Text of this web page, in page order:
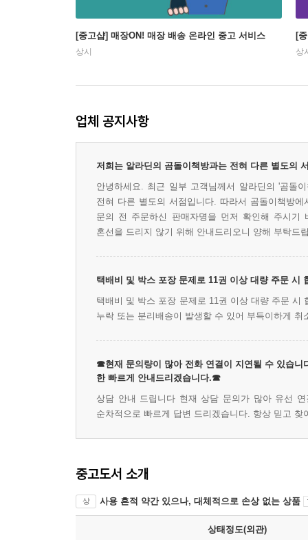
[중고샵] 매장ON! 매장 배송 온라인 중고 서비스
상시
[
상
업체 공지사항
저희는 알라딘의 곰돌이책방과는 전혀 다른 별도의
안녕하세요. 최근 일부 고객님께서 알라딘의 '곰돌
전혀 다른 별도의 서점입니다. 따라서 곰돌이책방
문의 전 주문하신 판매자명을 먼저 확인해 주시
혼선을 드리지 않기 위해 안내드리오니 양해 부탁드
택배비 및 박스 포장 문제로 11권 이상 대량 주문 시
택배비 및 박스 포장 문제로 11권 이상 대량 주문
누락 또는 분리배송이 발생할 수 있어 부득이하게 취
☎현재 문의량이 많아 전화 연결이 지연될 수 있습니
한 빠르게 안내드리겠습니다.☎
상담 안내 드립니다 현재 상담 문의가 많아 유선
순차적으로 빠르게 답변 드리겠습니다. 항상 믿고
중고도서 소개
상 사용 흔적 약간 있으나, 대체적으로 손상 없는 상품
상태정도(외관)